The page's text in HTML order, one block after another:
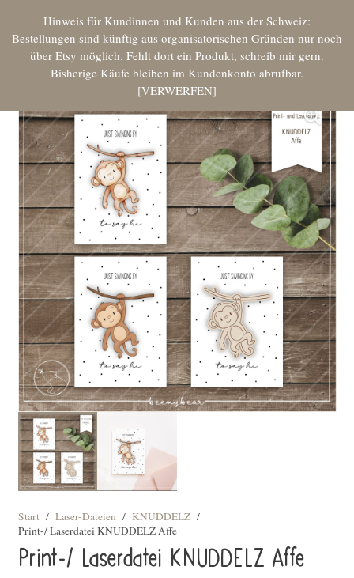
Hinweis für Kundinnen und Kunden aus der Schweiz:
Bestellungen sind künftig aus organisatorischen Gründen nur noch
über Etsy möglich. Fehlt dort ein Produkt, schreib mir gern.
Bisherige Käufe bleiben im Kundenkonto abrufbar.
VERWERFEN
Start / Laser-Dateien / KNUDDELZ /
Print-/ Laserdatei KNUDDELZ Affe
Print-/ Laserdatei KNUDDELZ Affe